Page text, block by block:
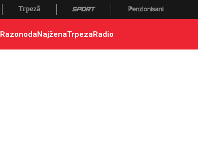
RazonodaNajženaTrpezaRadio